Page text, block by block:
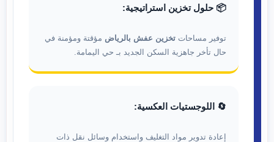
📦 حلول تخزين استراتيجية:
توفير مساحات تخزين عفش بالرياض مؤقتة ومؤمنة في
حال تأخر جاهزية السكن الجديد بـ حي اليمامة.
🔄 اللوجستيات العكسية:
إعادة تدوير مواد التغليف واستخدام وسائل نقل ذات